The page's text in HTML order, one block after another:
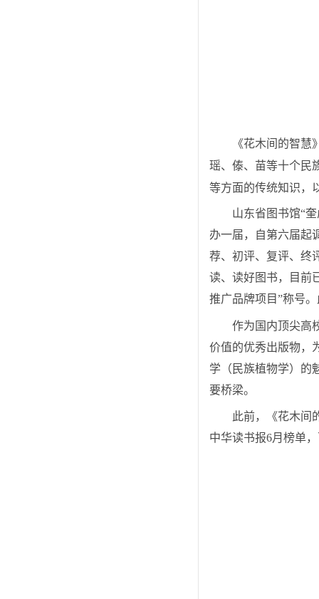
《花木间的智
瑶、傣、苗等十个民
等方面的传统知识，
山东省图书馆“
办一届，自第六届起
荐、初评、复评、终
读、读好图书，目前
推广品牌项目”称号
作为国内顶尖高
价值的优秀出版物，
学（民族植物学）的
要桥梁。
此前，
《花木间
中华读书报6月榜单